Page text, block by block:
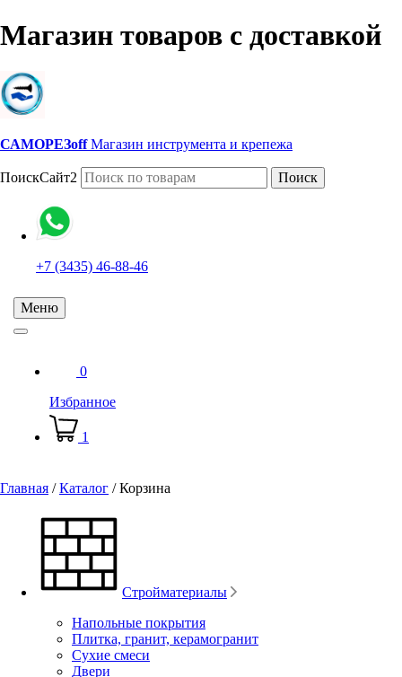
Магазин товаров с доставкой
САМОРЕЗoff Магазин инструмента и крепежа
ПоискСайт2 Поиск
+7 (3435) 46-88-46
Меню
0
Избранное
1
Главная /Каталог /Корзина
Стройматериалы
Напольные покрытия
Плитка, гранит, керамогранит
Сухие смеси
Двери